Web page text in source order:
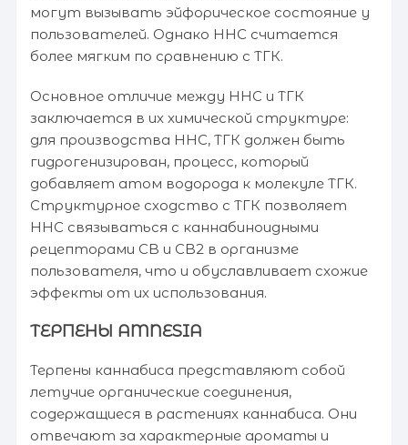
могут вызывать эйфорическое состояние у
пользователей. Однако HHC считается
более мягким по сравнению с ТГК.
Основное отличие между HHC и ТГК
заключается в их химической структуре:
для производства HHC, ТГК должен быть
гидрогенизирован, процесс, который
добавляет атом водорода к молекуле ТГК.
Структурное сходство с ТГК позволяет
HHC связываться с каннабиноидными
рецепторами CB и CB2 в организме
пользователя, что и обуславливает схожие
эффекты от их использования.
ТЕРПЕНЫ AMNESIA
Терпены каннабиса представляют собой
летучие органические соединения,
содержащиеся в растениях каннабиса. Они
отвечают за характерные ароматы и